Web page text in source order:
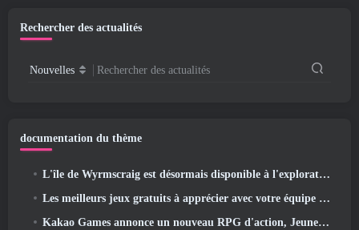
Rechercher des actualités
Nouvelles Rechercher des actualités
documentation du thème
L'île de Wyrmscraig est désormais disponible à l'exploration dans Old School RuneScape
Les meilleurs jeux gratuits à apprécier avec votre équipe (2026)
Kakao Games annonce un nouveau RPG d'action, Jeune gardienne